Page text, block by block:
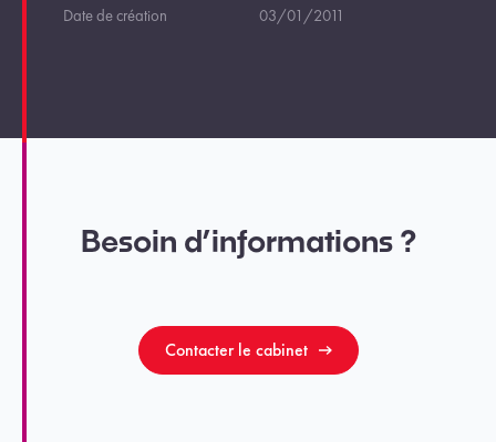
Date de création 03/01/2011
Besoin d’informations ?
Contacter le cabinet